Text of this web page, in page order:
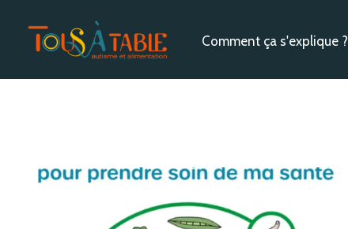
Comment ça s'explique ?